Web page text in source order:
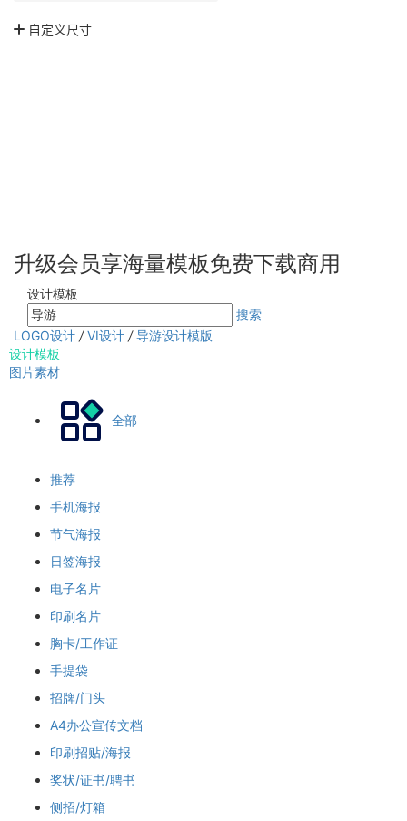
升级会员享海量模板免费下载商用
设计模板
搜索
LOGO设计 / VI设计 / 导游设计模版
设计模板
图片素材
全部
推荐
手机海报
节气海报
日签海报
电子名片
印刷名片
胸卡/工作证
手提袋
招牌/门头
A4办公宣传文档
印刷招贴/海报
奖状/证书/聘书
侧招/灯箱